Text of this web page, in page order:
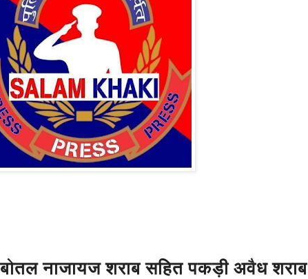
नाजायज शराब सहित पकड़ी अवैध शराब